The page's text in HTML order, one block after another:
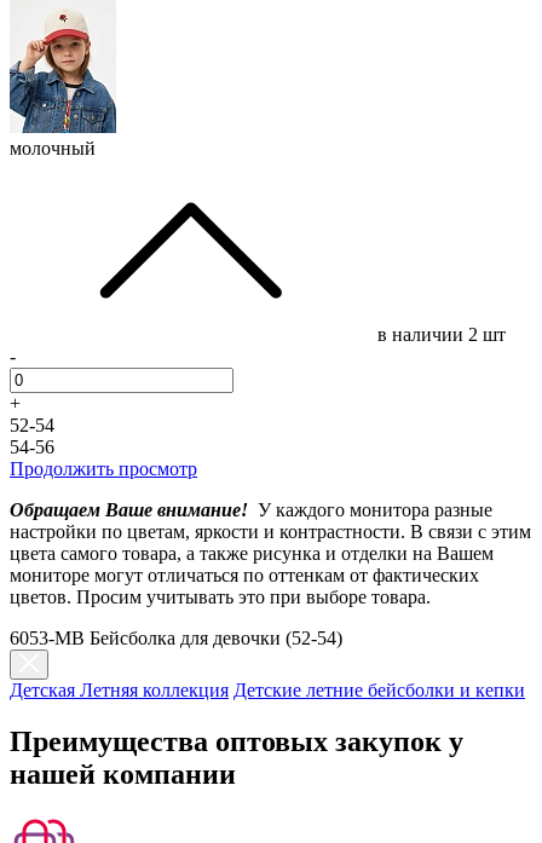
молочный
в наличии 2 шт
-
+
52-54
54-56
Продолжить просмотр
Обращаем Ваше внимание! У каждого монитора разные
настройки по цветам, яркости и контрастности. В связи с этим
цвета самого товара, а также рисунка и отделки на Вашем
мониторе могут отличаться по оттенкам от фактических
цветов. Просим учитывать это при выборе товара.
6053-МB Бейсболка для девочки (52-54)
Детская Летняя коллекция Детские летние бейсболки и кепки
Преимущества оптовых закупок у
нашей компании